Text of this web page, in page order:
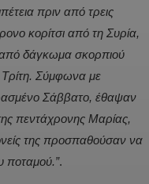
πριν από τρεις
κορίτσι από τη Συρία,
δάγκωμα σκορπιού
Σύμφωνα με
Σάββατο, έθαψαν
πεντάχρονης Μαρίας,
της προσπαθούσαν να
ποταμού.”.